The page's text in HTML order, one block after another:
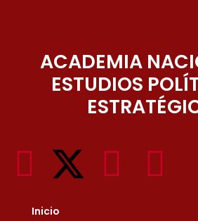
ACADEMIA
ESTUDIOS
Inicio